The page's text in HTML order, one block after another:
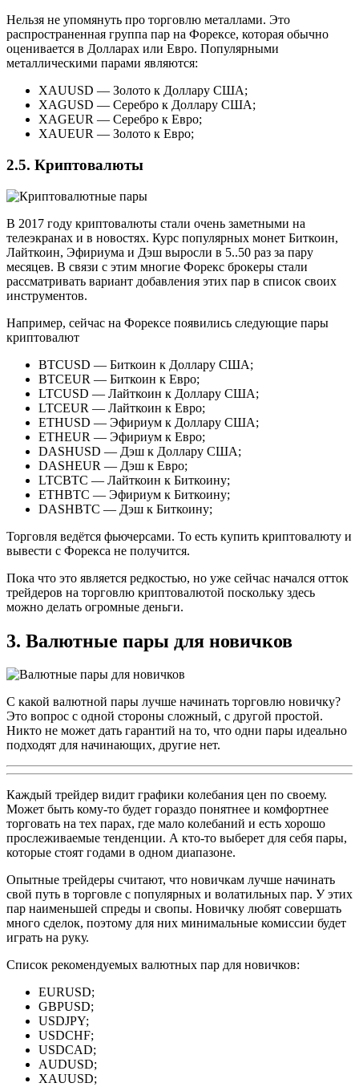
Нельзя не упомянуть про торговлю металлами. Это
распространенная группа пар на Форексе, которая обычно
оценивается в Долларах или Евро. Популярными
металлическими парами являются:
XAUUSD — Золото к Доллару США;
XAGUSD — Серебро к Доллару США;
XAGEUR — Серебро к Евро;
XAUEUR — Золото к Евро;
2.5. Криптовалюты
В 2017 году криптовалюты стали очень заметными на
телеэкранах и в новостях. Курс популярных монет Биткоин,
Лайткоин, Эфириума и Дэш выросли в 5..50 раз за пару
месяцев. В связи с этим многие Форекс брокеры стали
рассматривать вариант добавления этих пар в список своих
инструментов.
Например, сейчас на Форексе появились следующие пары
криптовалют
BTCUSD — Биткоин к Доллару США;
BTCEUR — Биткоин к Евро;
LTCUSD — Лайткоин к Доллару США;
LTCEUR — Лайткоин к Евро;
ETHUSD — Эфириум к Доллару США;
ETHEUR — Эфириум к Евро;
DASHUSD — Дэш к Доллару США;
DASHEUR — Дэш к Евро;
LTCBTC — Лайткоин к Биткоину;
ETHBTC — Эфириум к Биткоину;
DASHBTC — Дэш к Биткоину;
Торговля ведётся фьючерсами. То есть купить криптовалюту и
вывести с Форекса не получится.
Пока что это является редкостью, но уже сейчас начался отток
трейдеров на торговлю криптовалютой поскольку здесь
можно делать огромные деньги.
3. Валютные пары для новичков
С какой валютной пары лучше начинать торговлю новичку?
Это вопрос с одной стороны сложный, с другой простой.
Никто не может дать гарантий на то, что одни пары идеально
подходят для начинающих, другие нет.
Каждый трейдер видит графики колебания цен по своему.
Может быть кому-то будет гораздо понятнее и комфортнее
торговать на тех парах, где мало колебаний и есть хорошо
прослеживаемые тенденции. А кто-то выберет для себя пары,
которые стоят годами в одном диапазоне.
Опытные трейдеры считают, что новичкам лучше начинать
свой путь в торговле с популярных и волатильных пар. У этих
пар наименьшей спреды и свопы. Новичку любят совершать
много сделок, поэтому для них минимальные комиссии будет
играть на руку.
Список рекомендуемых валютных пар для новичков:
EURUSD;
GBPUSD;
USDJPY;
USDCHF;
USDCAD;
AUDUSD;
XAUUSD;